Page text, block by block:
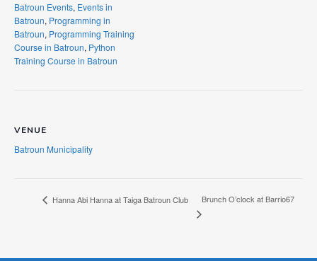
Batroun Events, Events in
Batroun, Programming in
Batroun, Programming Training
Course in Batroun, Python
Training Course in Batroun
VENUE
Batroun Municipality
Hanna Abi Hanna at Taiga Batroun Club Brunch O’clock at Barrio67